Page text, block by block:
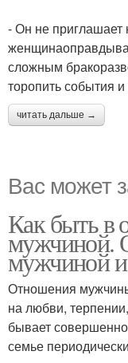
- Он не приглашает
сложным
торопить события
читать дальше →
Вас может
Как быть в
мужчиной.
мужчиной
Отношения
на любви,
бывает
семье